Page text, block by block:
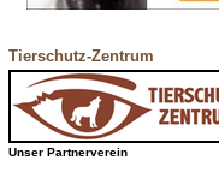
Tierschutz-Zentrum
Unser Partnerverein